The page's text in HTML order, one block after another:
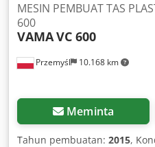
Przemyśl 10.168 km
MESIN PEMBUAT TAS
600
VAMAVC 600
Meminta
Tahun pembuatan: 2015,